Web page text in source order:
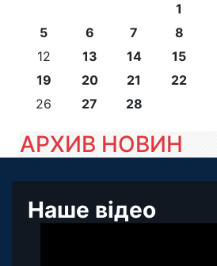
1
5
6 7 8
12
13 14 15
19
20 21 22
26
27 28
АРХИВ НОВИН
Наше відео